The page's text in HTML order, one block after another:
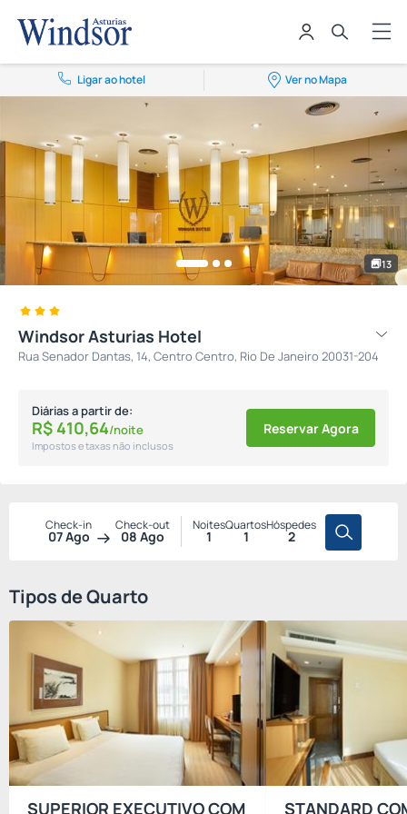
Ligar ao hotel Ver no Mapa
13
Windsor Asturias Hotel
Rua Senador Dantas, 14, Centro Centro, Rio De Janeiro 20031-204
Diárias a partir de:
R$ 410,64/noite
Impostos e taxas não inclusos
Reservar Agora
Check-in
07 Ago
Check-out
08 Ago
Noites
1
Quartos
1
Hóspedes
2
Tipos de Quarto
SUPERIOR EXECUTIVO COM STANDARD